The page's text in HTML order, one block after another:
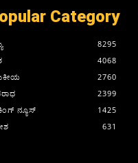
Category
8295
4068
2760
2399
ನ್ಯೂಸ್
1425
631